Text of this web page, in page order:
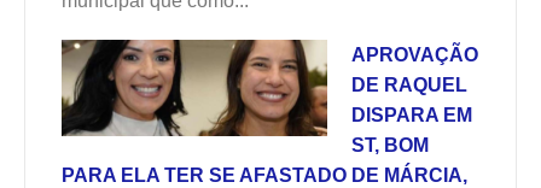
APROVAÇÃO
DE RAQUEL
DISPARA EM
ST, BOM
PARA ELA TER SE AFASTADO DE MÁRCIA,